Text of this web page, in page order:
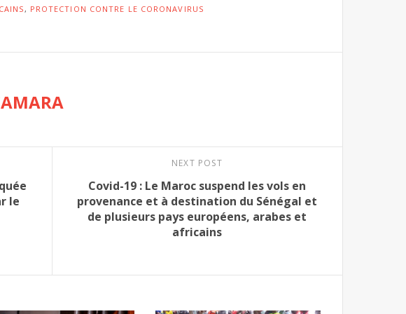
, PROTECTION CONTRE LE CORONAVIRUS
le
NEXT POST
Covid-19 : Le Maroc suspend les vols en
provenance et à destination du Sénégal et
de plusieurs pays européens, arabes et
africains